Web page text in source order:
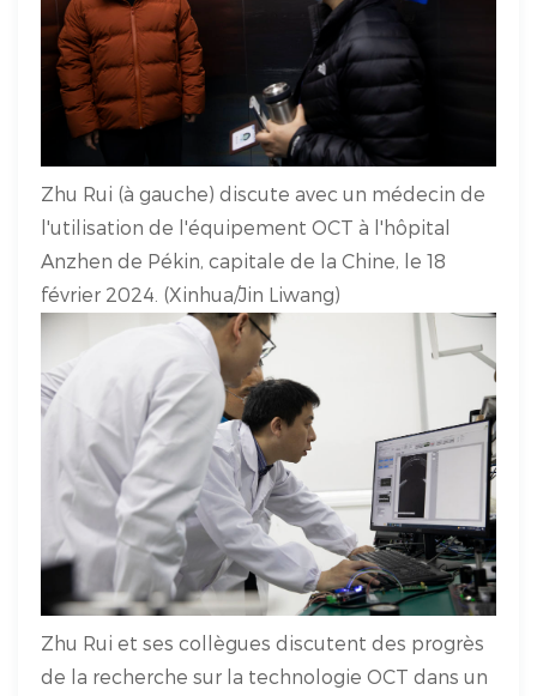
Zhu Rui (à gauche) discute avec un médecin de
l'utilisation de l'équipement OCT à l'hôpital
Anzhen de Pékin, capitale de la Chine, le 18
février 2024. (Xinhua/Jin Liwang)
Zhu Rui et ses collègues discutent des progrès
de la recherche sur la technologie OCT dans un